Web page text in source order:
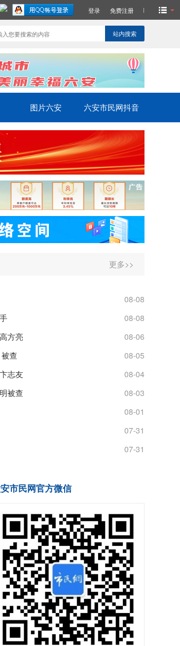
登录 免费注册
站内搜索
图片六安 六安市民网抖音
更多>>
当“造车人”邂
08-08
08-08
方亮
08-06
查
08-05
志友
08-04
被查
08-03
08-01
07-31
07-31
市民网官方微信